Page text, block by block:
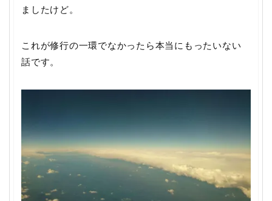
ましたけど。
これが修行の一環でなかったら本当にもったいない
話です。